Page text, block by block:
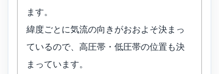
ます。
緯度ごとに気流の向きがおおよそ決まっ
ているので、高圧帯・低圧帯の位置も決
まっています。